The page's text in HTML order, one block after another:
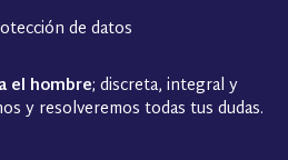
de datos
el hombre; discreta, integral y
y resolveremos todas tus dudas.